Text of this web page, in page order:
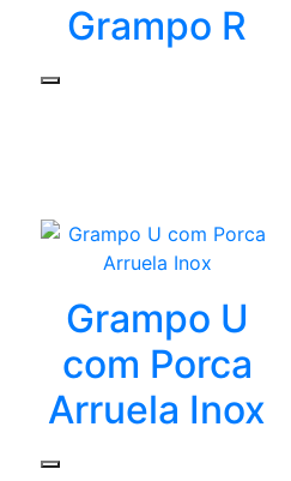
Grampo R
Grampo U
com Porca
Arruela Inox